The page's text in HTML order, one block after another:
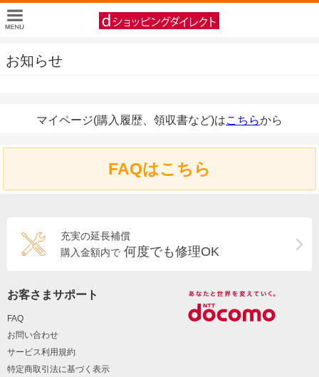
お知らせ
マイページ(購入履歴、領収書など)はこちらから
FAQはこちら
充実の延長補償
購入金額内で 何度でも修理OK
お客さまサポート
FAQ
お問い合わせ
サービス利用規約
特定商取引法に基づく表示